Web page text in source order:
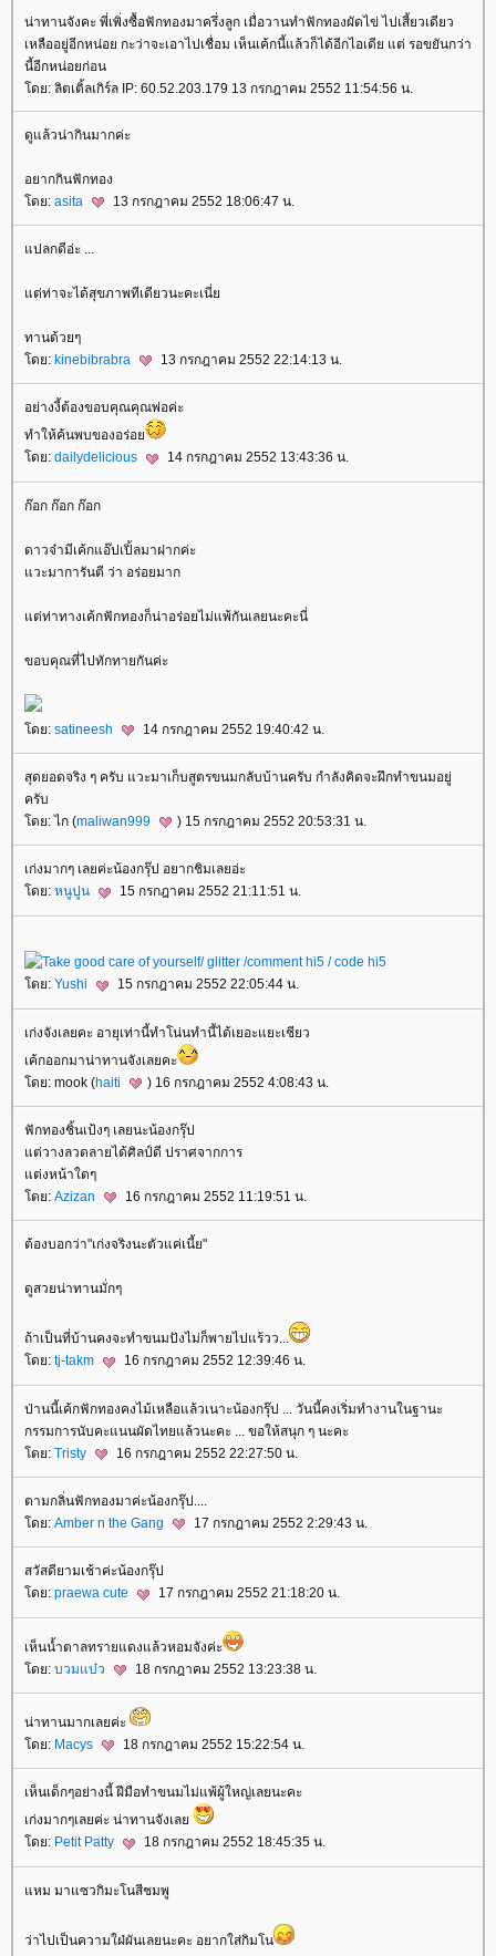
น่าทานจังคะ พี่เพิ่งซื้อฟักทองมาครึ่งลูก เมื่อวานทำฟักทองผัดไข่ ไปเสี้ยวเดียว
เหลืออยู่อีกหน่อย กะว่าจะเอาไปเชื่อม เห็นเค้กนี้แล้วก็ได้อีกไอเดีย แต่ รอขยันกว่า
นี้อีกหน่อยก่อน
โดย: ลิตเติ้ลเกิร์ล IP: 60.52.203.179 13 กรกฎาคม 2552 11:54:56 น.
ดูแล้วน่ากินมากค่ะ
อยากกินฟักทอง
โดย: asita 13 กรกฎาคม 2552 18:06:47 น.
แปลกดีอ่ะ ...
แต่ท่าจะได้สุขภาพทีเดียวนะคะเนี่ย
ทานด้วยๆ
โดย: kinebibrabra 13 กรกฎาคม 2552 22:14:13 น.
อย่างงี้ต้องขอบคุณคุณพ่อค่ะ
ทำให้ค้นพบของอร่อย
โดย: dailydelicious 14 กรกฎาคม 2552 13:43:36 น.
ก๊อก ก๊อก ก๊อก
ดาวจ๋ามีเค้กแอ๊ปเปิ้ลมาฝากค่ะ
แวะมาการันตี ว่า อร่อยมาก
แต่ท่าทางเค้กฟักทองก็น่าอร่อยไม่แพ้กันเลยนะคะนี่
ขอบคุณที่ไปทักทายกันค่ะ
โดย: satineesh 14 กรกฎาคม 2552 19:40:42 น.
สุดยอดจริง ๆ ครับ แวะมาเก็บสูตรขนมกลับบ้านครับ กำลังคิดจะฝึกทำขนมอยู่
ครับ
โดย: ไก (maliwan999 ) 15 กรกฎาคม 2552 20:53:31 น.
เก่งมากๆ เลยค่ะน้องกรุ๊ป อยากชิมเลยอ่ะ
โดย: หนูปูน 15 กรกฎาคม 2552 21:11:51 น.
โดย: Yushi 15 กรกฎาคม 2552 22:05:44 น.
เก่งจังเลยคะ อายุเท่านี้ทำโน่นทำนี้ได้เยอะแยะเชียว
เค้กออกมาน่าทานจังเลยคะ
โดย: mook (haiti ) 16 กรกฎาคม 2552 4:08:43 น.
ฟักทองชิ้นเป้งๆ เลยนะน้องกรุ๊ป
แต่วางลวดลายได้ศิลป์ดี ปราศจากการ
แต่งหน้าใดๆ
โดย: Azizan 16 กรกฎาคม 2552 11:19:51 น.
ต้องบอกว่า"เก่งจริงนะตัวแค่เนี้ย"
ดูสวยน่าทานมั่กๆ
ถ้าเป็นที่บ้านคงจะทำขนมปังไม่ก็พายไปแร้วว...
โดย: tj-takm 16 กรกฎาคม 2552 12:39:46 น.
ป่านนี้เค้กฟักทองคงไม้เหลือแล้วเนาะน้องกรุ๊ป ... วันนี้คงเริ่มทำงานในฐานะ
กรรมการนับคะแนนผัดไทยแล้วนะคะ ... ขอให้สนุก ๆ นะคะ
โดย: Tristy 16 กรกฎาคม 2552 22:27:50 น.
ตามกลิ่นฟักทองมาค่ะน้องกรุ๊ป....
โดย: Amber n the Gang 17 กรกฎาคม 2552 2:29:43 น.
สวัสดียามเช้าค่ะน้องกรุ๊ป
โดย: praewa cute 17 กรกฎาคม 2552 21:18:20 น.
เห็นน้ำตาลทรายแดงแล้วหอมจังค่ะ
โดย: บวมแบ๋ว 18 กรกฎาคม 2552 13:23:38 น.
น่าทานมากเลยค่ะ
โดย: Macys 18 กรกฎาคม 2552 15:22:54 น.
เห็นเด็กๆอย่างนี้ ฝีมือทำขนมไม่แพ้ผู้ใหญ่เลยนะคะ
เก่งมากๆเลยค่ะ น่าทานจังเลย
โดย: Petit Patty 18 กรกฎาคม 2552 18:45:35 น.
แหม มาแซวกิมะโนสีชมพู
ว่าไปเป็นความใฝ่ผันเลยนะคะ อยากใส่กิมโน